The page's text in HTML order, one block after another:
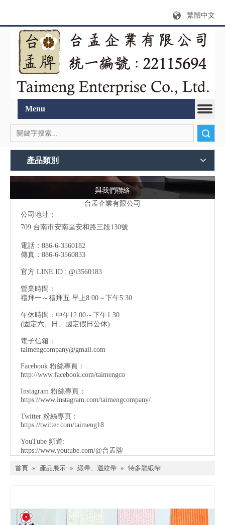
繁體中文
Menu
產品類別
與我們聯絡
台孟企業有限公司
公司地址：
709 台南市安南區安和路三段130號
電話：886-6-3560182
傳真：886-6-3560833
官方 LINE ID : @i3560183
營業時間：
禮拜一～禮拜五 早上8:00～下午5:30
午休時間：中午12:00～下午1:30
(固定六、日、國定假日公休)
電子信箱：
taimengcompany@gmail.com
Facebook 粉絲專頁：
http://www.facebook.com/taimengco
Instagram 粉絲專頁：
https://www.instagram.com/taimengcompany/
Twitter 粉絲專頁：
https://twitter.com/taimeng18
YouTube 頻道:
https://www.youtube.com/@台孟牌
首頁 » 產品展示 » 緞帶、迴紋帶 » 特多龍緞帶